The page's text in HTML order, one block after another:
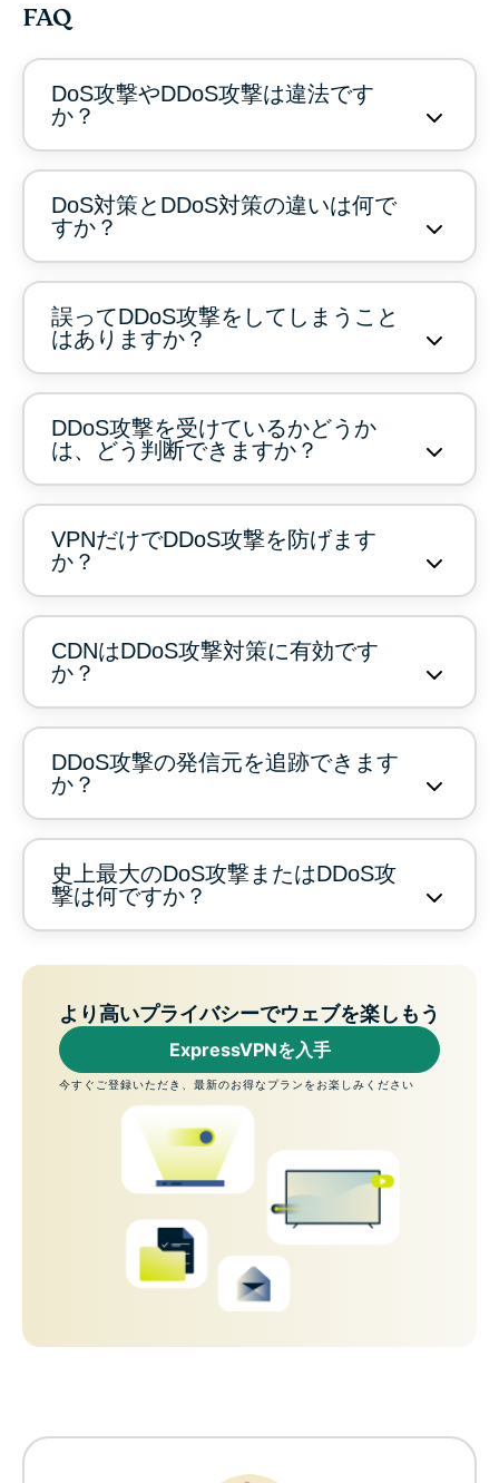
FAQ
DoS攻撃やDDoS攻撃は違法です
か？
DoS対策とDDoS対策の違いは何で
すか？
誤ってDDoS攻撃をしてしまうこと
はありますか？
DDoS攻撃を受けているかどうか
は、どう判断できますか？
VPNだけでDDoS攻撃を防げます
か？
CDNはDDoS攻撃対策に有効です
か？
DDoS攻撃の発信元を追跡できます
か？
史上最大のDoS攻撃またはDDoS攻
撃は何ですか？
より高いプライバシーでウェブを楽しもう
ExpressVPNを入手
今すぐご登録いただき、最新のお得なプランをお楽しみください